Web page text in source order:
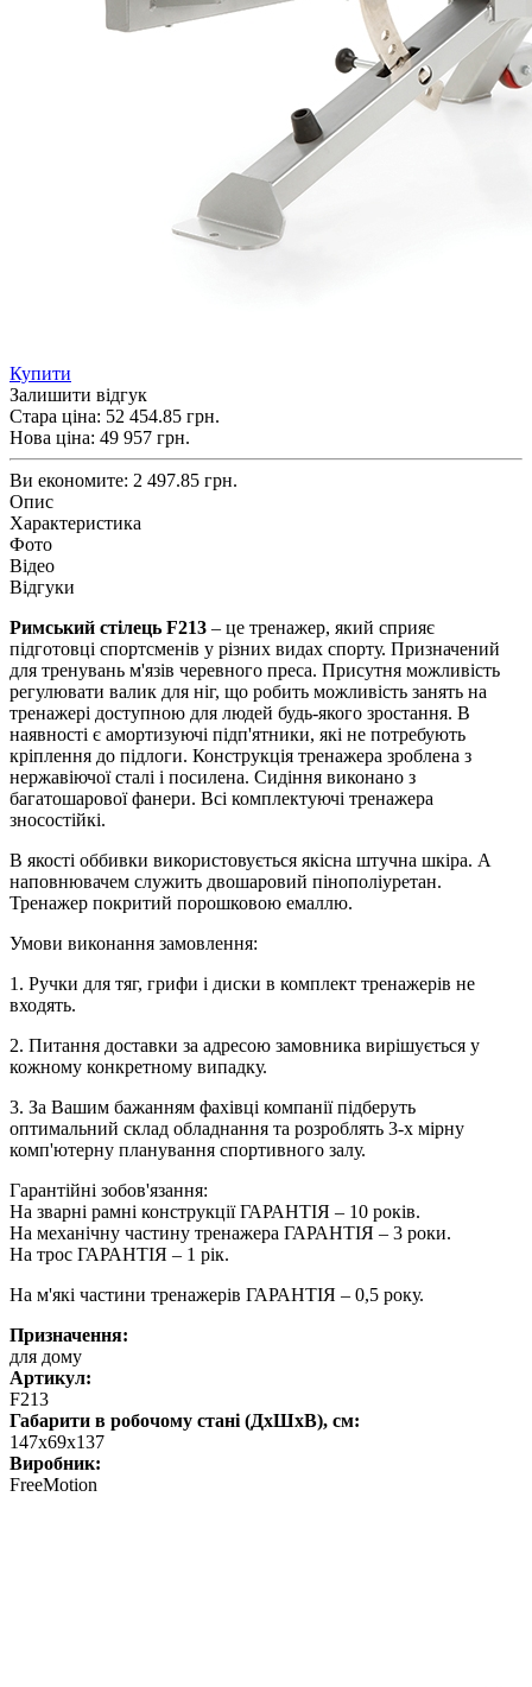
Купити
Залишити відгук
Стара ціна: 52 454.85 грн.
Нова ціна: 49 957 грн.
Ви економите: 2 497.85 грн.
Опис
Характеристика
Фото
Відео
Відгуки
Римський стілець F213 – це тренажер, який сприяє
підготовці спортсменів у різних видах спорту. Призначений
для тренувань м'язів черевного преса. Присутня можливість
регулювати валик для ніг, що робить можливість занять на
тренажері доступною для людей будь-якого зростання. В
наявності є амортизуючі підп'ятники, які не потребують
кріплення до підлоги. Конструкція тренажера зроблена з
нержавіючої сталі і посилена. Сидіння виконано з
багатошарової фанери. Всі комплектуючі тренажера
зносостійкі.
В якості оббивки використовується якісна штучна шкіра. А
наповнювачем служить двошаровий пінополіуретан.
Тренажер покритий порошковою емаллю.
Умови виконання замовлення:
1. Ручки для тяг, грифи і диски в комплект тренажерів не
входять.
2. Питання доставки за адресою замовника вирішується у
кожному конкретному випадку.
3. За Вашим бажанням фахівці компанії підберуть
оптимальний склад обладнання та розроблять 3-х мірну
комп'ютерну планування спортивного залу.
Гарантійні зобов'язання:
На зварні рамні конструкції ГАРАНТІЯ – 10 років.
На механічну частину тренажера ГАРАНТІЯ – 3 роки.
На трос ГАРАНТІЯ – 1 рік.
На м'які частини тренажерів ГАРАНТІЯ – 0,5 року.
Призначення:
для дому
Артикул:
F213
Габарити в робочому стані (ДхШхВ), см:
147х69х137
Виробник:
FreeMotion